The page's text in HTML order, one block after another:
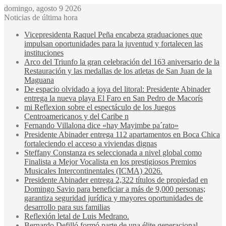
domingo, agosto 9 2026
Noticias de última hora
Vicepresidenta Raquel Peña encabeza graduaciones que
impulsan oportunidades para la juventud y fortalecen las
instituciones
Arco del Triunfo la gran celebración del 163 aniversario de la
Restauración y las medallas de los atletas de San Juan de la
Maguana
De espacio olvidado a joya del litoral: Presidente Abinader
entrega la nueva playa El Faro en San Pedro de Macorís
mi Reflexion sobre el espectáculo de los Juegos
Centroamericanos y del Caribe n
Fernando Villalona dice «hay Mayimbe pa´rato»
Presidente Abinader entrega 112 apartamentos en Boca Chica
fortaleciendo el acceso a viviendas dignas
Steffany Constanza es seleccionada a nivel global como
Finalista a Mejor Vocalista en los prestigiosos Premios
Musicales Intercontinentales (ICMA) 2026.
Presidente Abinader entrega 2,322 títulos de propiedad en
Domingo Savio para beneficiar a más de 9,000 personas;
garantiza seguridad jurídica y mayores oportunidades de
desarrollo para sus familias
Reflexión letal de Luis Medrano.